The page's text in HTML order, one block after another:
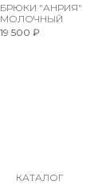
БРЮКИ "АНРИЯ"
МОЛОЧНЫЙ
19 500 ₽
КАТАЛОГ